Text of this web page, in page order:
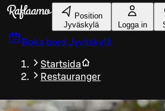
Gå till huvudinnehållet
Position
Jyväskylä
Logga in
Boka bord Jyväskylä
Startsida
Restauranger